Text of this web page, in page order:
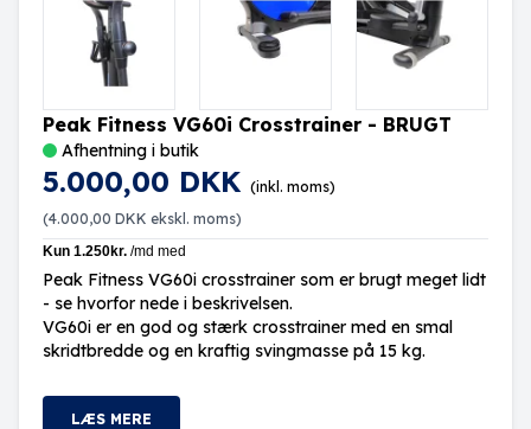
Peak Fitness VG60i Crosstrainer - BRUGT
Afhentning i butik
5.000,00 DKK (inkl. moms)
(4.000,00 DKK ekskl. moms)
Peak Fitness VG60i crosstrainer som er brugt meget lidt
- se hvorfor nede i beskrivelsen.
VG60i er en god og stærk crosstrainer med en smal
skridtbredde og en kraftig svingmasse på 15 kg.
LÆS MERE